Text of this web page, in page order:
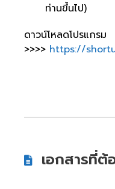
ท่านขึ้นไป)
ดาวน์โหลดโปรแกรม
>>>> https://
เอกสารที่ต้